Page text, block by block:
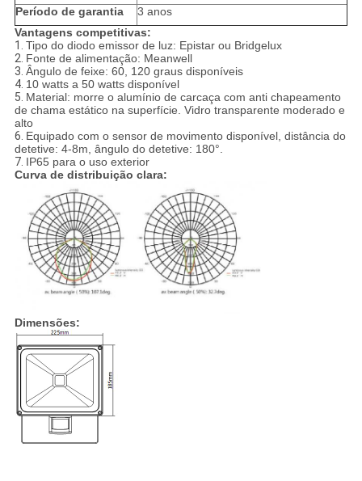
Período de garantia
3 anos
Vantagens competitivas:
1. Tipo do diodo emissor de luz: Epistar ou Bridgelux
2. Fonte de alimentação: Meanwell
3. Ângulo de feixe: 60, 120 graus disponíveis
4. 10 watts a 50 watts disponível
5. Material: morre o alumínio de carcaça com anti chapeamento
de chama estático na superfície. Vidro transparente moderado e
alto
6. Equipado com o sensor de movimento disponível, distância do
detetive: 4-8m, ângulo do detetive: 180°.
7. IP65 para o uso exterior
Curva de distribuição clara:
Dimensões: